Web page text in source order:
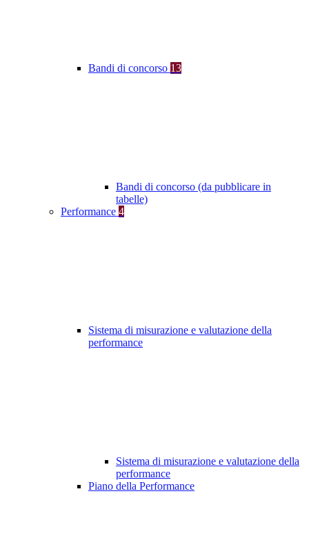
Bandi di concorso 13
Bandi di concorso (da pubblicare in
tabelle)
Performance 4
Sistema di misurazione e valutazione della
performance
Sistema di misurazione e valutazione della
performance
Piano della Performance